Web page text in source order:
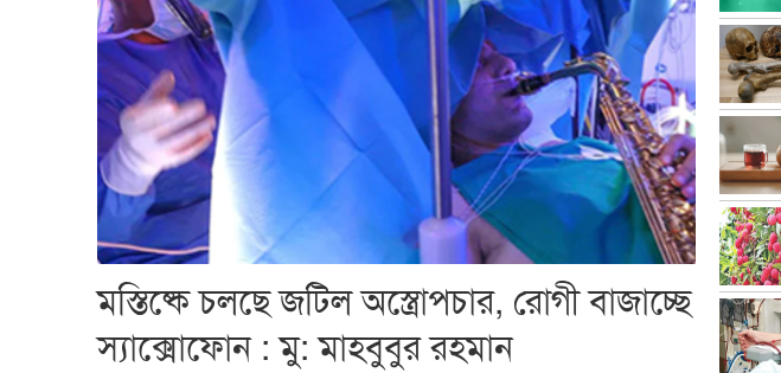
মস্তিষ্কে চলছে জটিল অস্ত্রোপচার, রোগী বাজাচ্ছে
স্যাক্সোফোন : মু: মাহবুবুর রহমান